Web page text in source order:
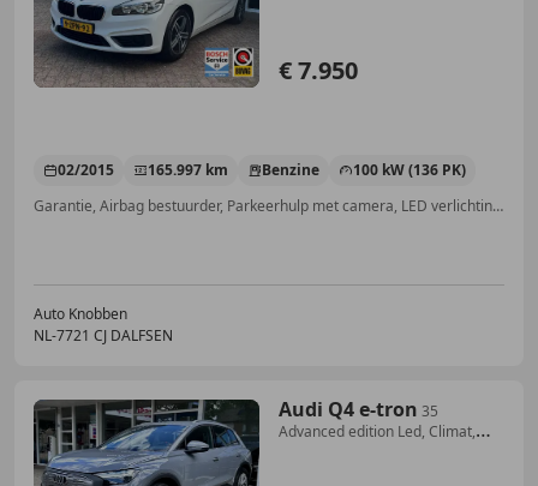
€ 7.950
02/2015 165.997 km Benzine
100 kW (136 PK)
Garantie, Airbag bestuurder, Parkeerhulp met camera, LED verlichting, Lichtsensor, Alarm, Cruise control, Airconditioning
Auto Knobben
NL-7721 CJ DALFSEN
Audi Q4 e-tron 35
Advanced edition Led, Climat,